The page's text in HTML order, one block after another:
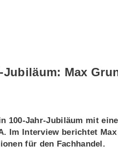
Max
100-Jahr-Jubiläum mit
Im Interview berichtet
für den Fachhandel.